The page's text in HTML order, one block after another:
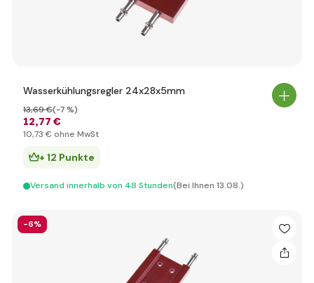
Wasserkühlungsregler 24x28x5mm
12,77 €
13,69 €(-7 %)
10,73 € ohne MwSt
+ 12 Punkte
Versand innerhalb von 48 Stunden(Bei Ihnen 13.08.)
-6%